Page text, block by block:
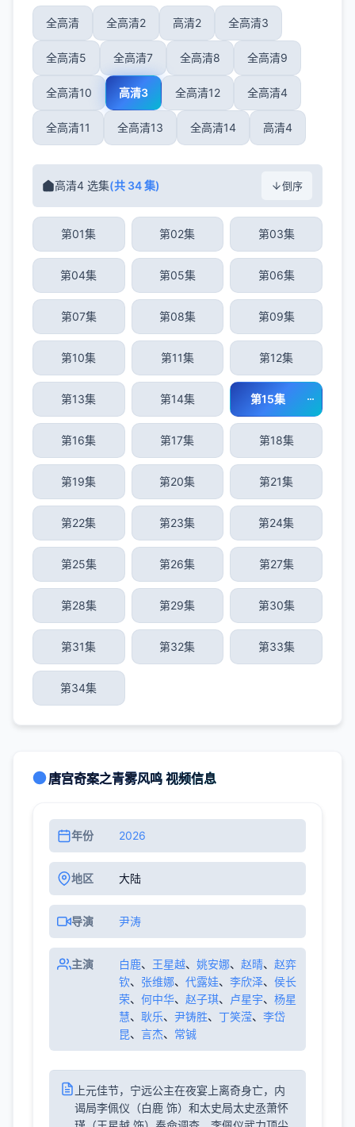
全高清 全高清2 高清2 全高清3
全高清5 全高清7 全高清8 全高清9
全高清10 高清3 全高清12 全高清4
全高清11 全高清13 全高清14 高清4
高清4 选集(共 34 集) 倒序
第01集 第02集 第03集
第04集 第05集 第06集
第07集 第08集 第09集
第10集 第11集 第12集
第13集 第14集 第15集
第16集 第17集 第18集
第19集 第20集 第21集
第22集 第23集 第24集
第25集 第26集 第27集
第28集 第29集 第30集
第31集 第32集 第33集
第34集
唐宫奇案之青雾风鸣 视频信息
年份 2026
地区 大陆
导演 尹涛
主演 白鹿、 王星越、 姚安娜、 赵晴、 赵弈
钦、 张维娜、 代露娃、 李欣泽、 侯长
荣、 何中华、 赵子琪、 卢星宇、 杨星
慧、 耿乐、 尹铸胜、 丁笑滢、 李岱
昆、 言杰、 常铖
上元佳节，宁远公主在夜宴上离奇身亡，内
谒局李佩仪（白鹿 饰）和太史局太史丞萧怀